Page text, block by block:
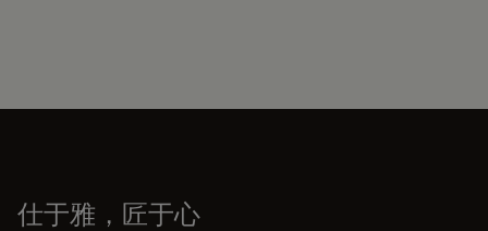
仕于雅，匠于心